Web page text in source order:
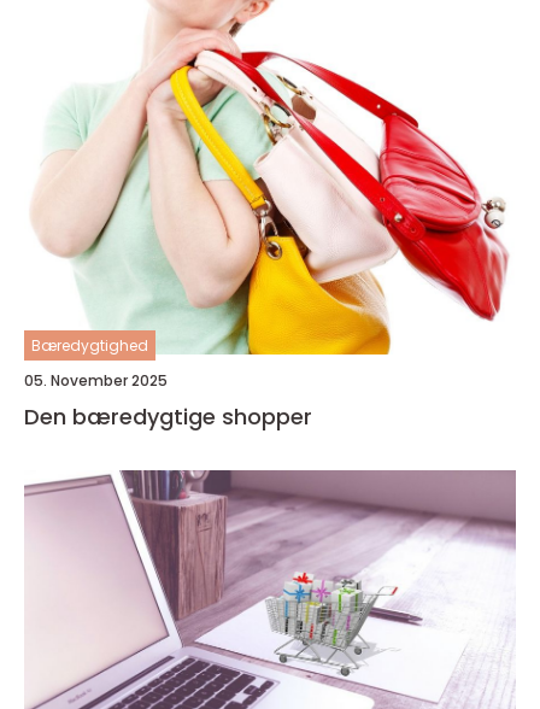
Bæredygtighed
05. November 2025
Den bæredygtige shopper